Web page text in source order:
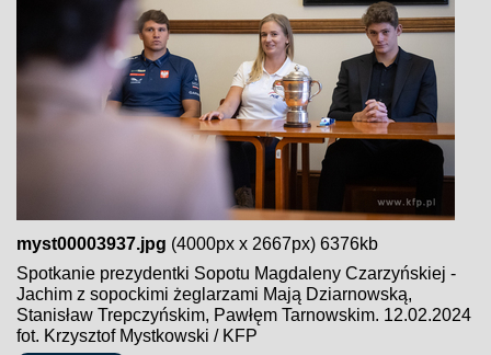
myst00003937.jpg (4000px x 2667px) 6376kb
Spotkanie prezydentki Sopotu Magdaleny Czarzyńskiej -
Jachim z sopockimi żeglarzami Mają Dziarnowską,
Stanisław Trepczyńskim, Pawłęm Tarnowskim. 12.02.2024
fot. Krzysztof Mystkowski / KFP